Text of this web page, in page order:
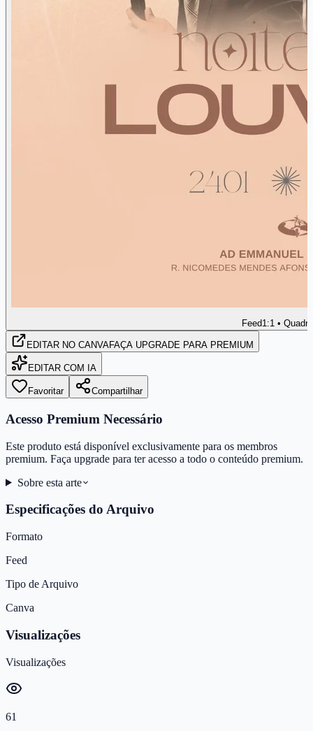
Feed1:1 •
EDITAR NO CANVAFAÇA UPGRADE PARA PREMIUM
EDITAR COM IA
Favoritar Compartilhar
Acesso Premium Necessário
Este produto está disponível exclusivamente para os membros
premium. Faça upgrade para ter acesso a todo o conteúdo premium.
Sobre esta arte
Especificações do Arquivo
Formato
Feed
Tipo de Arquivo
Canva
Visualizações
Visualizações
61